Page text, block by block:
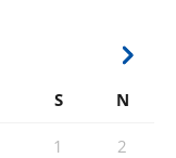
S N
1 2